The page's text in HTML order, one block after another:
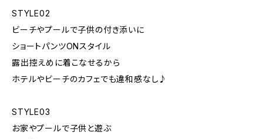
STYLE02
ビーチやプールで子供の付き添いに
ショートパンツONスタイル
露出控えめに着こなせるから
ホテルやビーチのカフェでも違和感なし♪
STYLE03
お家やプールで子供と遊ぶ